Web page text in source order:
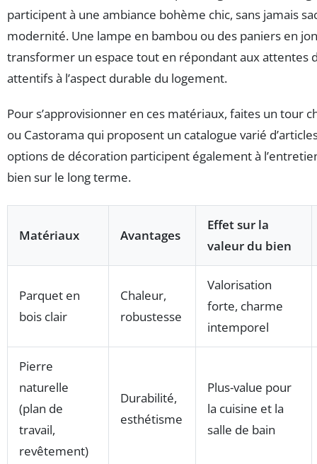
participent à une ambiance bohème chic, sans jamais
modernité. Une lampe en bambou ou des paniers en
transformer un espace tout en répondant aux attentes
attentifs à l’aspect durable du logement.
Pour s’approvisionner en ces matériaux, faites un tour
ou Castorama qui proposent un catalogue varié
options de décoration participent également à
bien sur le long terme.
Matériaux Avantages
Effet sur la
valeur du bien
Parquet en
bois clair
Chaleur,
robustesse
Valorisation
forte, charme
intemporel
Pierre
naturelle
(plan de
travail,
revêtement)
Durabilité,
esthétisme
Plus-value pour
la cuisine et la
salle de bain